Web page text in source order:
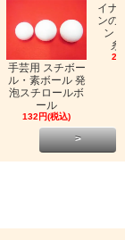
手芸用 スチボー
ル・素ボール 発
泡スチロールボ
ール
132円(税込)
イナ
ンの
ン
糸
>